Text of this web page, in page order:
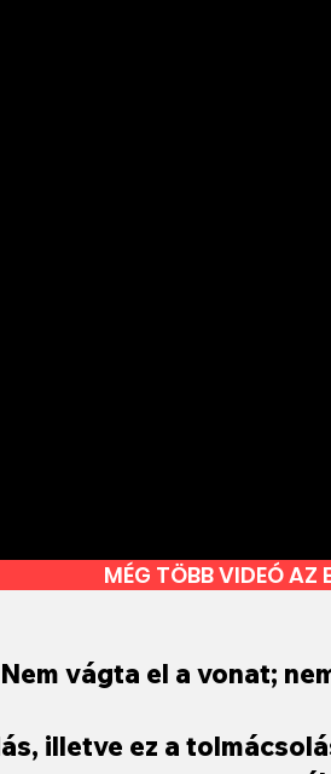
MÉG TÖBB VIDEÓ
vágta el a vonat;
illetve ez a